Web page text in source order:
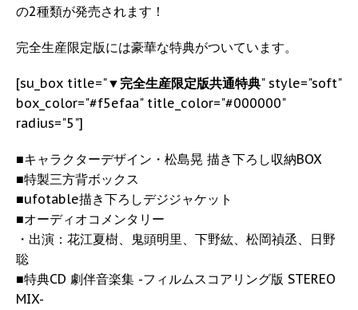
の2種類が発売されます！
完全生産限定版には豪華な特典がついています。
[su_box title="▼完全生産限定版共通特典" style="soft"
box_color="#f5efaa" title_color="#000000"
radius="5"]
■キャラクターデザイン・松島晃 描き下ろし収納BOX
■特製三方背ボックス
■ufotable描き下ろしデジジャケット
■オーディオコメンタリー
・出演：花江夏樹、鬼頭明里、下野紘、松岡禎丞、日野
聡
■特典CD 劇伴音楽集 -フィルムスコアリング版 STEREO
MIX-